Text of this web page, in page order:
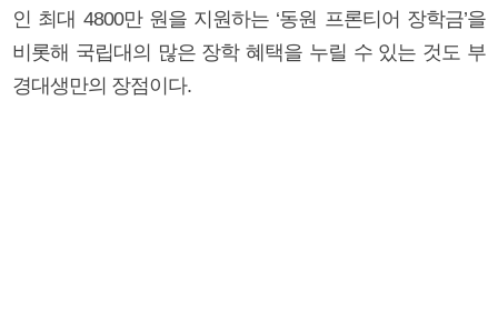
인 최대 4800만 원을 지원하는 ‘동원 프론티어 장학금’을
비롯해 국립대의 많은 장학 혜택을 누릴 수 있는 것도 부
경대생만의 장점이다.